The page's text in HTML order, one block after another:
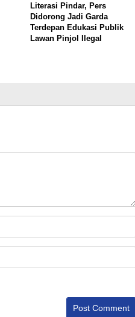
Literasi Pindar, Pers
Didorong Jadi Garda
Terdepan Edukasi Publik
Lawan Pinjol Ilegal